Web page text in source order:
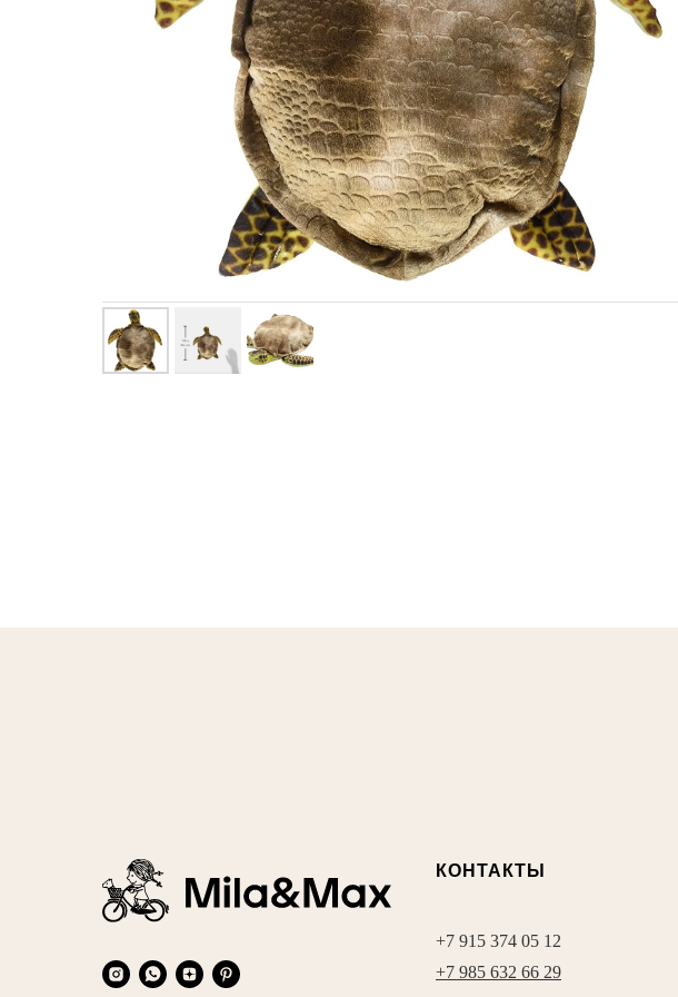
КОНТАКТЫ
+7 915 374 05 12
+7 985 632 66 29